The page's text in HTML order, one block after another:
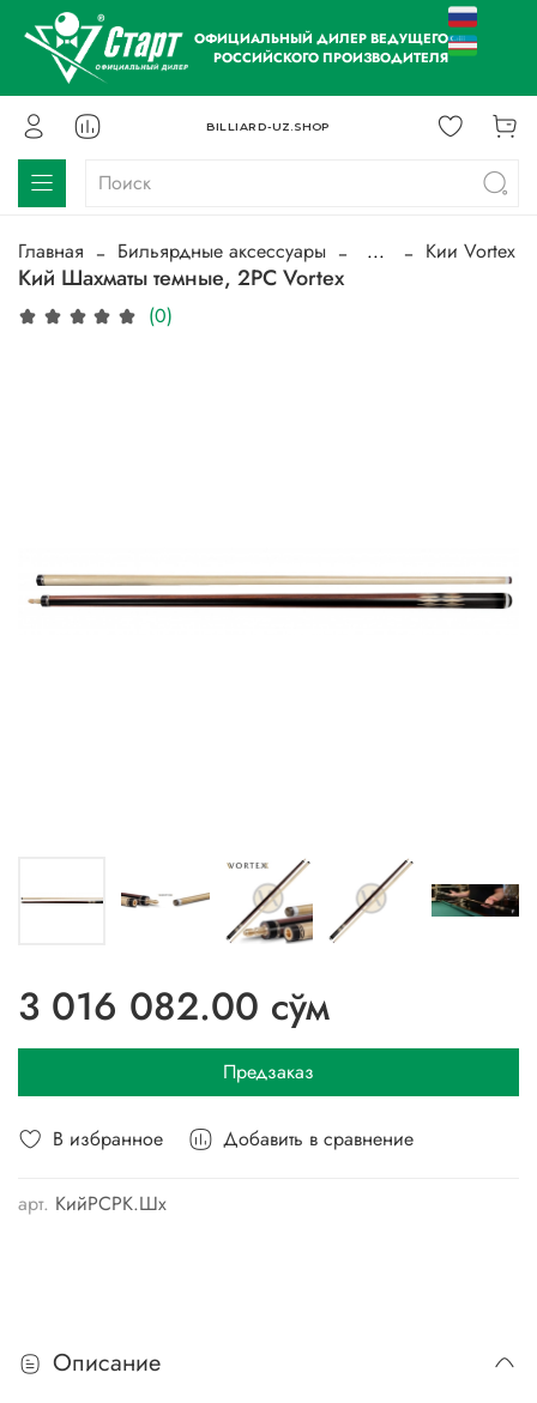
ОФИЦИАЛЬНЫЙ ДИЛЕР ВЕДУЩЕГО
РОССИЙСКОГО ПРОИЗВОДИТЕЛЯ
BILLIARD-UZ.SHOP
Главная Бильярдные аксессуары ... Кии Vortex
Кий Шахматы темные, 2РС Vortex
(0)
В избранное Добавить в сравнение
арт. КийРСРК.Шх
3 016 082.00 сўм
Предзаказ
Описание